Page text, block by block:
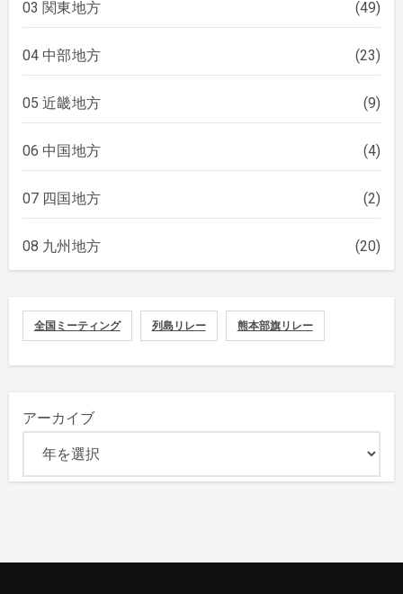
03 関東地方 (49)
04 中部地方 (23)
05 近畿地方 (9)
06 中国地方 (4)
07 四国地方 (2)
08 九州地方 (20)
全国ミーティング 列島リレー 熊本部旗リレー
アーカイブ